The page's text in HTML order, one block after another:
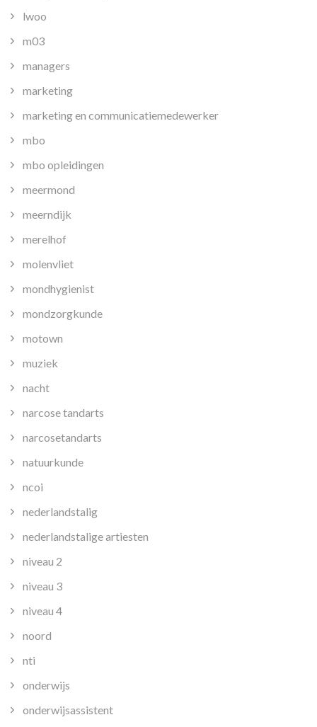
lwoo
m03
managers
marketing
marketing en communicatiemedewerker
mbo
mbo opleidingen
meermond
meerndijk
merelhof
molenvliet
mondhygienist
mondzorgkunde
motown
muziek
nacht
narcose tandarts
narcosetandarts
natuurkunde
ncoi
nederlandstalig
nederlandstalige artiesten
niveau 2
niveau 3
niveau 4
noord
nti
onderwijs
onderwijsassistent